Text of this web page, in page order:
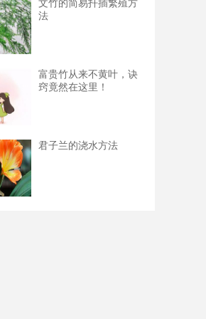
文竹的简易扦插繁殖方
法
富贵竹从来不黄叶，诀
窍竟然在这里！
君子兰的浇水方法